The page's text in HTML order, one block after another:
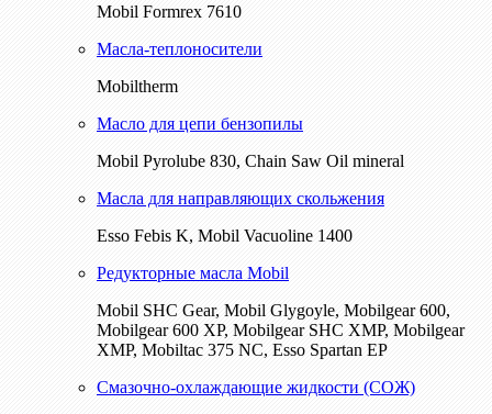
Mobil Formrex 7610
Масла-теплоносители
Mobiltherm
Масло для цепи бензопилы
Mobil Pyrolube 830, Chain Saw Oil mineral
Масла для направляющих скольжения
Esso Febis K, Mobil Vacuoline 1400
Редукторные масла Mobil
Mobil SHC Gear, Mobil Glygoyle, Mobilgear 600,
Mobilgear 600 XP, Mobilgear SHC XMP, Mobilgear
XМP, Mobiltac 375 NC, Esso Spartan EP
Смазочно-охлаждающие жидкости (СОЖ)